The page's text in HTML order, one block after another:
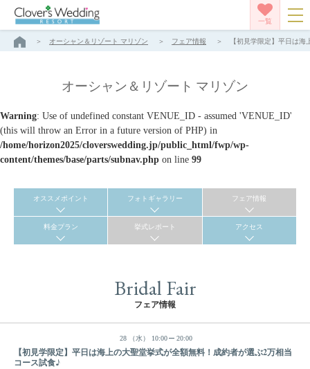
一覧
オーシャン＆リゾート マリゾン フェア情報 【初見学限定】平日は
オーシャン＆リゾート マリゾン
Warning: Use of undefined constant VENUE_ID - assumed 'VENUE_ID'
(this will throw an Error in a future version of PHP) in
/home/horizon2025/cloverswedding.jp/public_html/fwp/wp-
content/themes/base/parts/subnav.php on line 99
オススメポイント フォトギャラリー フェア情報
料金プラン 挙式レポート アクセス
Bridal Fair
フェア情報
28 （水） 10:00 20:00
【初見学限定】平日は海上の大聖堂挙式が全額無料！成約者が選ぶ2万相当
コース試食♪